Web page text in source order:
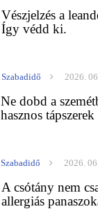
Vészjelzés a
Így védd ki.
Szabadidő 2026.
Ne dobd a
hasznos
Szabadidő 2026.
A csótány nem
allergiás